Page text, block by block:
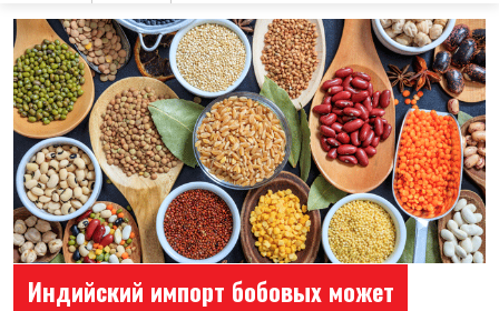
Индийский импорт бобовых может